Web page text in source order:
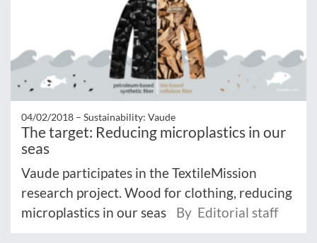
04/02/2018 – Sustainability: Vaude
The target: Reducing microplastics in our
seas
Vaude participates in the TextileMission
research project. Wood for clothing, reducing
microplastics in our seas
By Editorial staff